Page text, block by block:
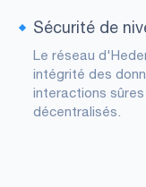
Sécurité de
Le réseau
intégrité des
interactions
décentralisés.